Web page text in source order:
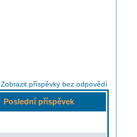
Zobrazit příspěvky bez odpovědí
Poslední příspěvek